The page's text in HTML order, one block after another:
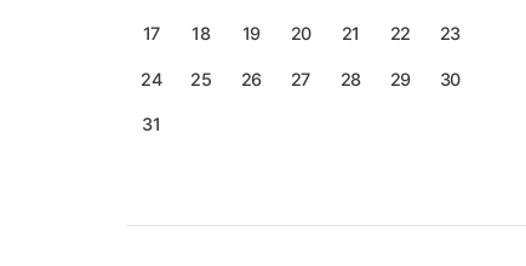
17 18 19 20 21 22 23
24 25 26 27 28 29 30
31